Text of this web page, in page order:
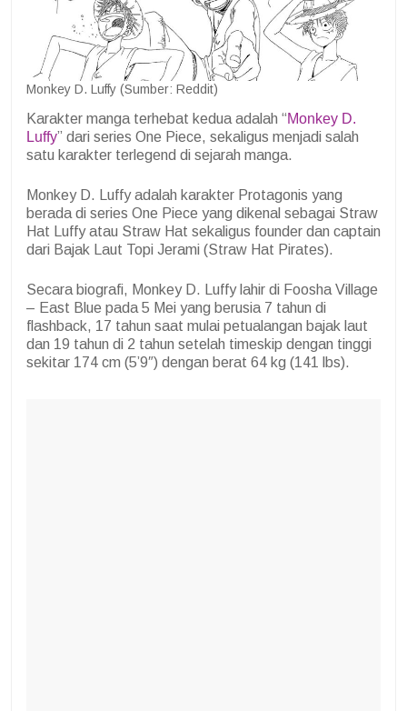
Monkey D. Luffy (Sumber: Reddit)
Karakter manga terhebat kedua adalah “Monkey D.
Luffy” dari series One Piece, sekaligus menjadi salah
satu karakter terlegend di sejarah manga.
Monkey D. Luffy adalah karakter Protagonis yang
berada di series One Piece yang dikenal sebagai Straw
Hat Luffy atau Straw Hat sekaligus founder dan captain
dari Bajak Laut Topi Jerami (Straw Hat Pirates).
Secara biografi, Monkey D. Luffy lahir di Foosha Village
– East Blue pada 5 Mei yang berusia 7 tahun di
flashback, 17 tahun saat mulai petualangan bajak laut
dan 19 tahun di 2 tahun setelah timeskip dengan tinggi
sekitar 174 cm (5’9″) dengan berat 64 kg (141 lbs).